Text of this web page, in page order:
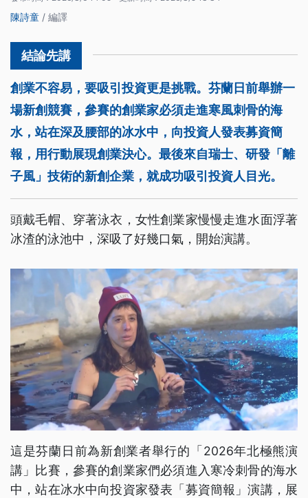
陳詩童 / 編譯
創業不容易，要吸引投資更是挑戰。芬蘭日前舉辦一
場新創競賽，參賽的創業家必須走進寒風刺骨的海
水，站在深及腰部的冰水中，向投資人發表募資簡
報，用行動展現創業決心。最後來自瑞士、研發「離
子風」技術的新創企業，就成功吸引投資人目光。
頭戴毛帽、穿著泳衣，女性創業家慢慢走進水面浮著
冰渣的泳池中，深吸了好幾口氣，開始演講。
這是芬蘭日前為新創業者舉行的「2026年北極熊演
講」比賽，參賽的創業家們必須進入寒冷刺骨的海水
中，站在冰水中向投資家發表「募資簡報」演講，展